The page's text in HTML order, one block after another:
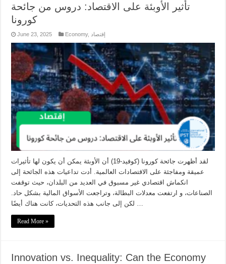
تأثير الأوبئة على الاقتصاد: دروس من جائحة
كورونا
June 23, 2025 Economy, إقتصاد
لقد أظهرت جائحة كورونا (كوفيد-19) أن الأوبئة يمكن أن يكون لها تأثيرات
عميقة ومفاجئة على الاقتصادات العالمية. أدت تداعيات هذه الجائحة إلى
انكماش اقتصادي غير مسبوق في العديد من البلدان، حيث توقفت
الصناعات، و ارتفعت معدلات البطالة، وتراجعت الأسواق المالية بشكل حاد.
Read More »
Innovation vs. Inequality: Can the Economy